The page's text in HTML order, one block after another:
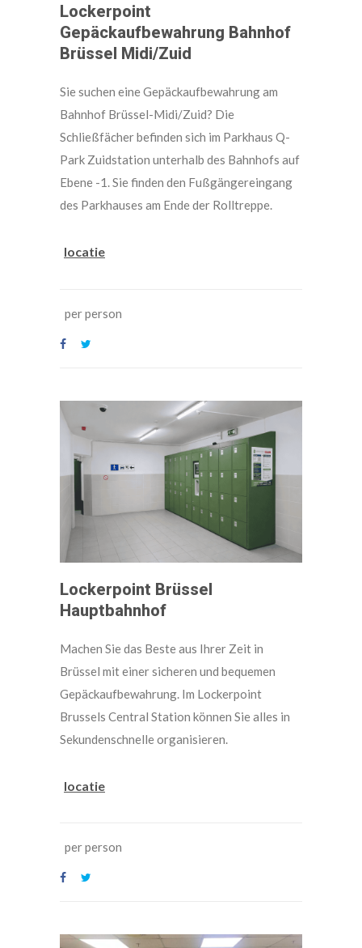
Lockerpoint
Gepäckaufbewahrung Bahnhof
Brüssel Midi/Zuid
Sie suchen eine Gepäckaufbewahrung am
Bahnhof Brüssel-Midi/Zuid? Die
Schließfächer befinden sich im Parkhaus Q-
Park Zuidstation unterhalb des Bahnhofs auf
Ebene -1. Sie finden den Fußgängereingang
des Parkhauses am Ende der Rolltreppe.
locatie
per person
Lockerpoint Brüssel
Hauptbahnhof
Machen Sie das Beste aus Ihrer Zeit in
Brüssel mit einer sicheren und bequemen
Gepäckaufbewahrung. Im Lockerpoint
Brussels Central Station können Sie alles in
Sekundenschnelle organisieren.
locatie
per person